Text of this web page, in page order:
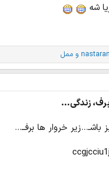
شه
و ممل
زندگی...
باشـ...زیر خروار ها برفــ...